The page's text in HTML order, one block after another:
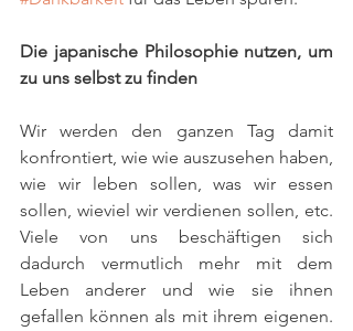
Die japanische Philosophie nutzen, um
zu uns selbst zu finden
Wir werden den ganzen Tag damit
konfrontiert, wie wie auszusehen haben,
wie wir leben sollen, was wir essen
sollen, wieviel wir verdienen sollen, etc.
Viele von uns beschäftigen sich
dadurch vermutlich mehr mit dem
Leben anderer und wie sie ihnen
gefallen können als mit ihrem eigenen.